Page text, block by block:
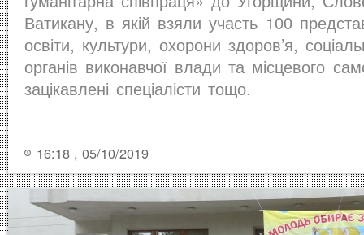
Ватикану, в якій взяли участь 100
освіти, культури, охорони здоров’я,
органів виконавчої влади та місцевого
зацікавлені спеціалісти тощо.
16:18 , 05/10/2019